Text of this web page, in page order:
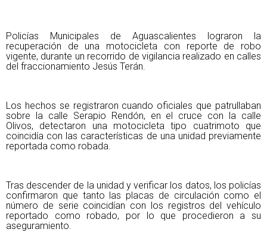
Policías Municipales de Aguascalientes lograron la
recuperación de una motocicleta con reporte de robo
vigente, durante un recorrido de vigilancia realizado en calles
del fraccionamiento Jesús Terán.
Los hechos se registraron cuando oficiales que patrullaban
sobre la calle Serapio Rendón, en el cruce con la calle
Olivos, detectaron una motocicleta tipo cuatrimoto que
coincidía con las características de una unidad previamente
reportada como robada.
Tras descender de la unidad y verificar los datos, los policías
confirmaron que tanto las placas de circulación como el
número de serie coincidían con los registros del vehículo
reportado como robado, por lo que procedieron a su
aseguramiento.